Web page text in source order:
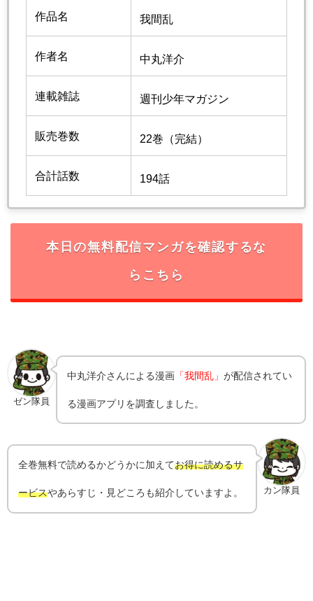
作品名 我間乱
作者名 中丸洋介
連載雑誌 週刊少年マガジン
販売巻数 22巻（完結）
合計話数 194話
本日の無料配信マンガを確認するな
らこちら
ゼン隊員
中丸洋介さんによる漫画 「我間乱」が配信されてい
る漫画アプリを調査しました。
カン隊員
全巻無料で読めるかどうかに加えてお得に読めるサ
ービスやあらすじ・見どころも紹介していますよ。